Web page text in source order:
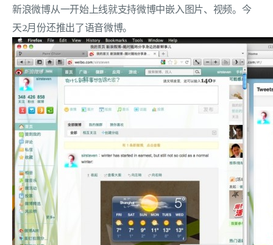
新浪微博从一开始上线就支持微博中嵌入图片、视频。今
天2月份还推出了语音微博。